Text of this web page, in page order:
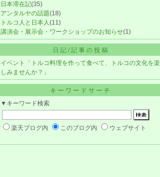
日本滞在記(35)
アンタルヤの話題(18)
トルコ人と日本人(11)
講演会・展示会・ワークショップのお知らせ(1)
日記/記事の投稿
イベント「トルコ料理を作って食べて、トルコの文化を楽
しみませんか？」
キーワードサーチ
▼キーワード検索
楽天ブログ内 このブログ内 ウェブサイト